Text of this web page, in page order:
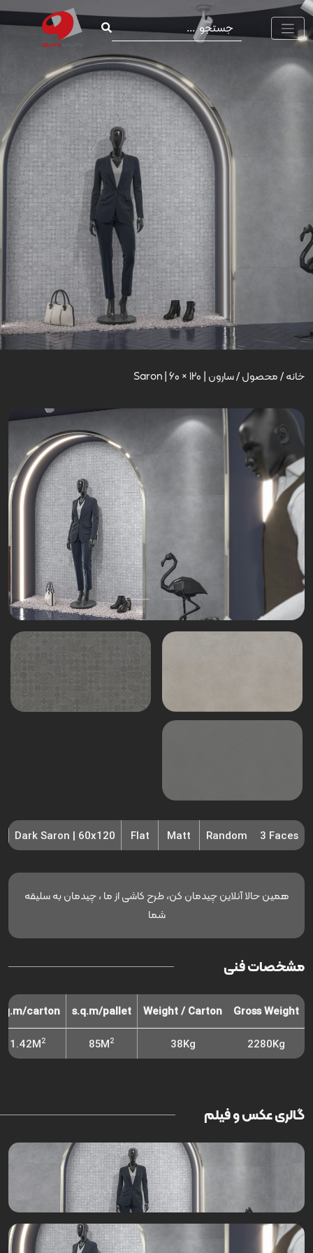
خانه/محصول/سارون | Saron | 60 × 120
3 Faces
Random
Matt
Flat
Dark Saron | 60x120
همین حالا آنلاین چیدمان کن، طرح کاشی از ما ، چیدمان به سلیقه
شما
مشخصات فنی
Gross Weight
Weight / Carton
s.q.m/pallet
carton
2280Kg
38Kg
85M2
1.42M2
گالری عکس و فیلم